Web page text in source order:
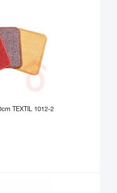
TEXTIL 1012-2